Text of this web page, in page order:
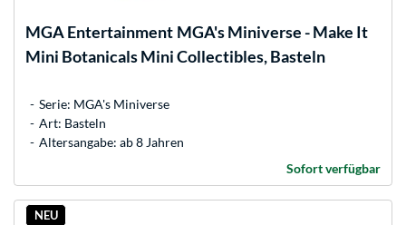
MGA Entertainment MGA's Miniverse - Make It
Mini Botanicals Mini Collectibles, Basteln
Serie: MGA's Miniverse
Art: Basteln
Altersangabe: ab 8 Jahren
Sofort verfügbar
NEU